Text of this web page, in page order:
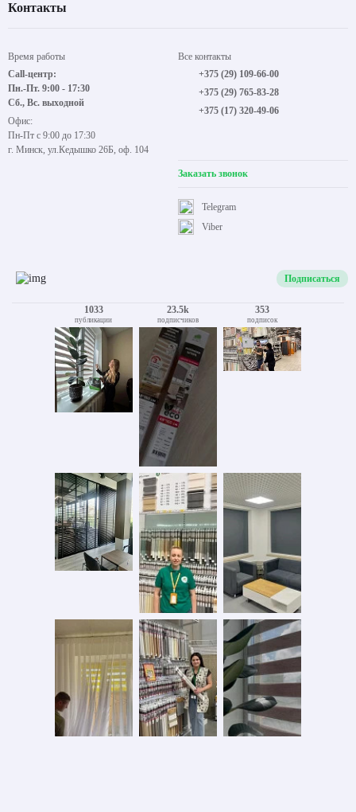
Контакты
Время работы
Call-центр:
Пн.-Пт. 9:00 - 17:30
Сб., Вс. выходной
Офис:
Пн-Пт с 9:00 до 17:30
г. Минск, ул.Кедышко 26Б, оф. 104
Все контакты
+375 (29) 109-66-00
+375 (29) 765-83-28
+375 (17) 320-49-06
Заказать звонок
Viber
Telegram
Подписаться
1033
публикации
23.5k
подписчиков
353
подписок